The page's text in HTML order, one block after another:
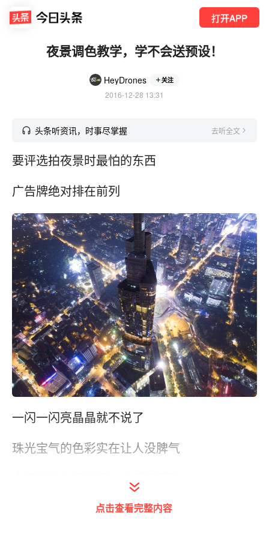
打开APP
夜景调色教学，学不会送预设！
HeyDrones 关注
2016-12-28 13:31
头条听资讯，时事尽掌握 去听全文
要评选拍夜景时最怕的东西
广告牌绝对排在前列
一闪一闪亮晶晶就不说了
珠光宝气的色彩实在让人没脾气
今天就给大家分享一个后期思路
点击查看完整内容